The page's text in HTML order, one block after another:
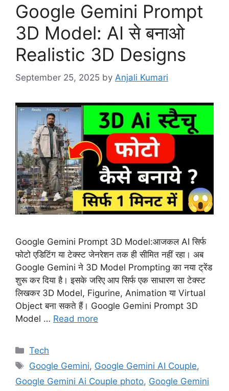
Google Gemini Prompt
3D Model: AI से बनाओ
Realistic 3D Designs
September 25, 2025 by Anjali Kumari
Google Gemini Prompt 3D Model:आजकल AI सिर्फ
फोटो एडिटिंग या टेक्स्ट जेनरेशन तक ही सीमित नहीं रहा। अब
Google Gemini ने 3D Model Prompting का नया ट्रेंड
शुरू कर दिया है। इसके जरिए आप सिर्फ एक साधारण सा टेक्स्ट
लिखकर 3D Model, Figurine, Animation या Virtual
Object बना सकते हैं। Google Gemini Prompt 3D
Model … Read more
Categories
Tech
Tags
Google Gemini, Google Gemini AI Couple,
Google Gemini Ai Couple photo, Google Gemini